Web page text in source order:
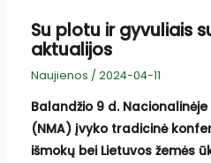
Su plotu ir gyvuliais
aktualijos
Naujienos / 2024-04-11
Balandžio 9 d.
(NMA) įvyko tradicinė
išmokų bei Lietuvos žemės